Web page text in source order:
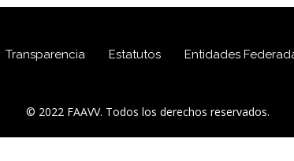
Transparencia Estatutos Entidades
© 2022 FAAVV. Todos los derechos reservados.